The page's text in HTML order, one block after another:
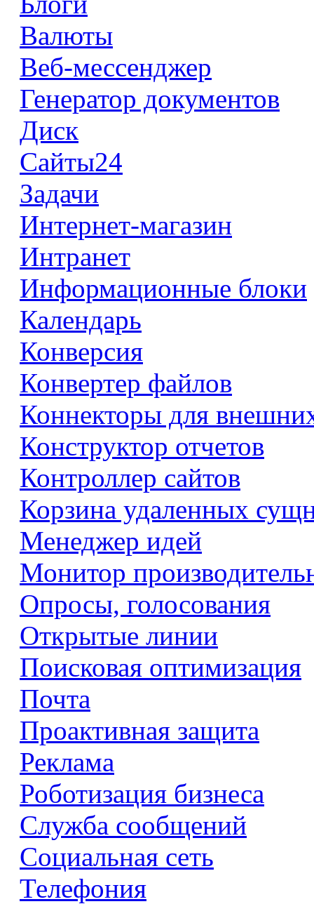
Валюты
Веб-мессенджер
Генератор документов
Диск
Сайты24
Задачи
Интернет-магазин
Интранет
Информационные блоки
Календарь
Конверсия
Конвертер файлов
Коннекторы для
Конструктор отчетов
Контроллер сайтов
Корзина удаленных
Менеджер идей
Монитор
Опросы, голосования
Открытые линии
Поисковая оптимизация
Почта
Проактивная защита
Реклама
Роботизация бизнеса
Служба сообщений
Социальная сеть
Телефония